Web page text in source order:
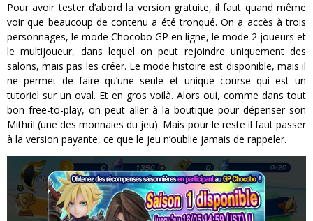
Pour avoir tester d’abord la version gratuite, il faut quand même
voir que beaucoup de contenu a été tronqué. On a accès à trois
personnages, le mode Chocobo GP en ligne, le mode 2 joueurs et
le multijoueur, dans lequel on peut rejoindre uniquement des
salons, mais pas les créer. Le mode histoire est disponible, mais il
ne permet de faire qu’une seule et unique course qui est un
tutoriel sur un oval. Et en gros voilà. Alors oui, comme dans tout
bon free-to-play, on peut aller à la boutique pour dépenser son
Mithril (une des monnaies du jeu). Mais pour le reste il faut passer
à la version payante, ce que le jeu n’oublie jamais de rappeler.